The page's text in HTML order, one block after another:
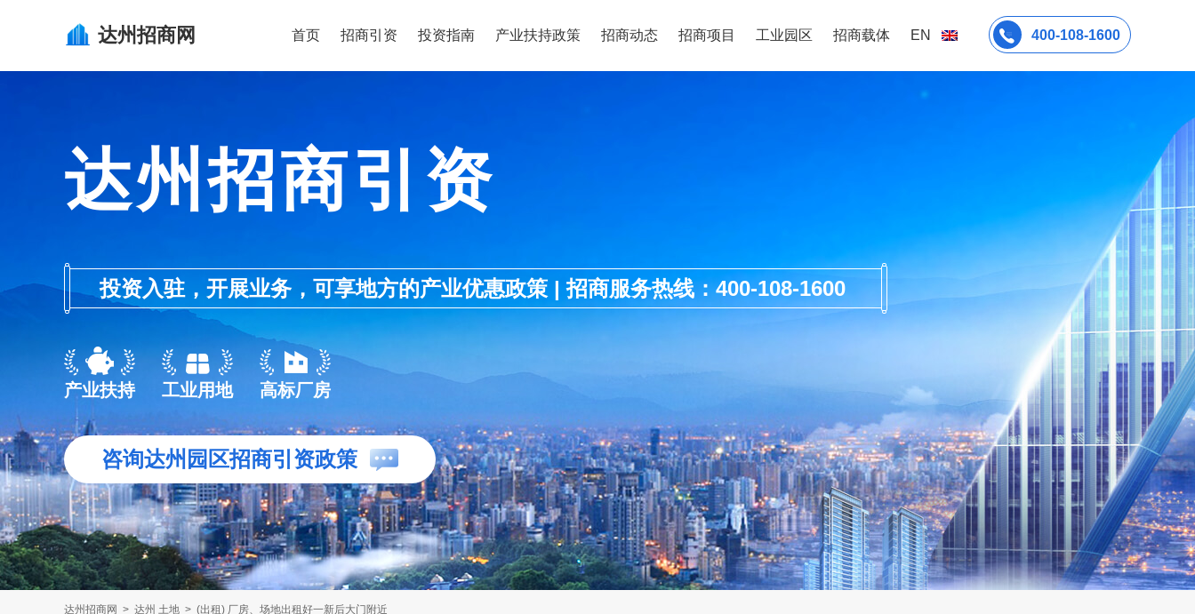
达州招商网 首页 招商引资 投资指南 产业扶持政策 招商动态 招商项目 工业园区 招商载体 EN 400-108-1600
达州招商引资
投资入驻，开展业务，可享地方的产业优惠政策 | 招商服务热线：400-108-1600
产业扶持 工业用地 高标厂房
咨询达州园区招商引资政策
达州招商网 > 达州 土地 > (出租) 厂房、场地出租好一新后大门附近